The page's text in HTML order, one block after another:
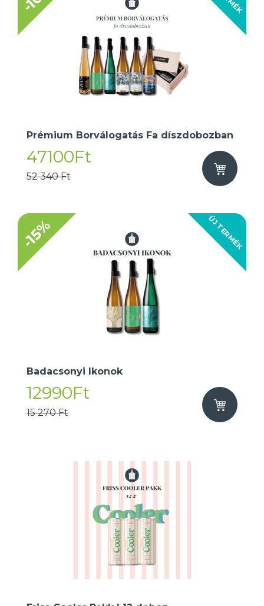
Prémium Borválogatás Fa díszdobozban
47100Ft
52 340 Ft
ÚJ TERMÉK
-15%
Badacsonyi Ikonok
12990Ft
15 270 Ft